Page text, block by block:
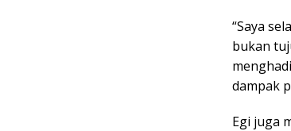
“Saya
bukan
dampak
Egi juga